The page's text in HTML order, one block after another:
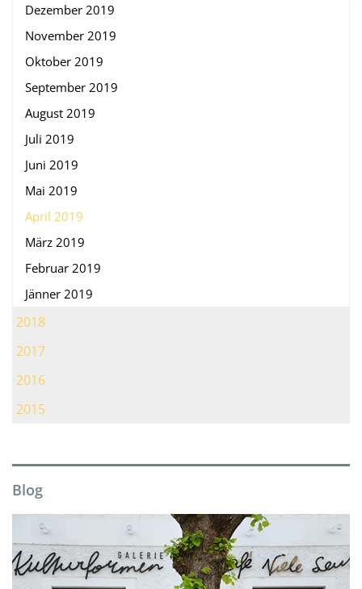
Dezember 2019
November 2019
Oktober 2019
September 2019
August 2019
Juli 2019
Juni 2019
Mai 2019
April 2019
März 2019
Februar 2019
Jänner 2019
2018
2017
2016
2015
Blog